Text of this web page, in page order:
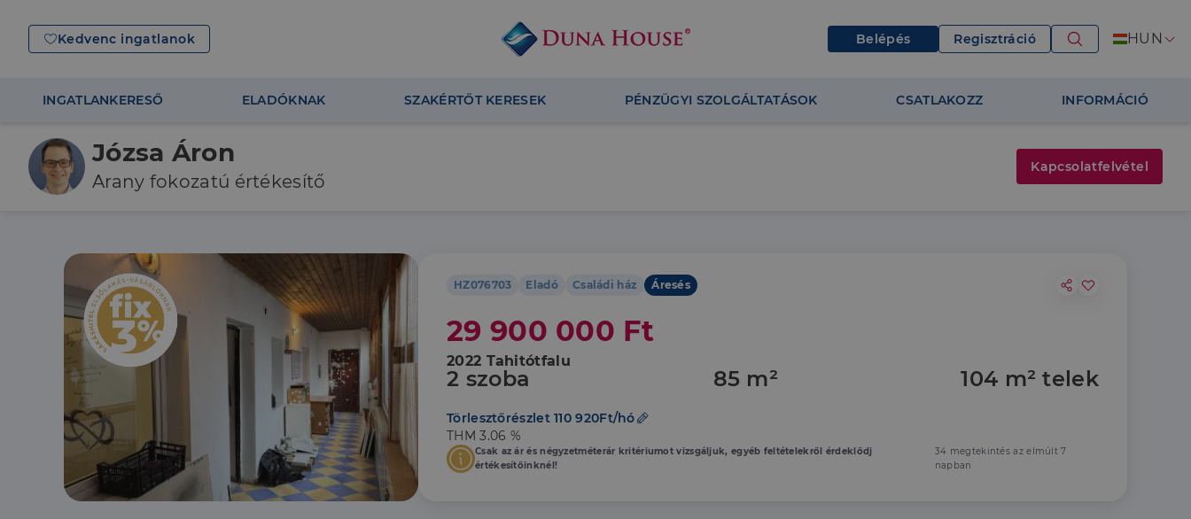
Kedvenc ingatlanok Belépés Regisztráció HUN
INGATLANKERESŐ ELADÓKNAK SZAKÉRTŐT KERESEK PÉNZÜGYI SZOLGÁLTATÁSOK CSATLAKOZZ INFORMÁCIÓ
HZ076703 Eladó Családi ház Áresés
29 900 000 Ft
2022 Tahitótfalu
2 szoba 85 m² 104 m² telek
Törlesztőrészlet 110 920Ft/hó
THM 3.06 %
Csak az ár és négyzetméterár kritériumot vizsgáljuk, egyéb feltételekről érdeklődj
értékesítőinknél!
34 megtekintés az elmúlt 7
napban
Józsa Áron
Arany fokozatú értékesítő
Kapcsolatfelvétel